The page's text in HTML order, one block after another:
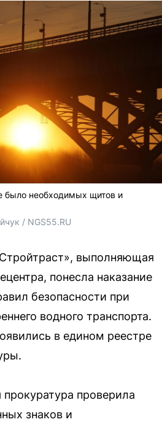
было необходимых щитов и
/ NGS55.RU
выполняющая
понесла наказание
безопасности при
водного транспорта.
в едином реестре
проверила
знаков и